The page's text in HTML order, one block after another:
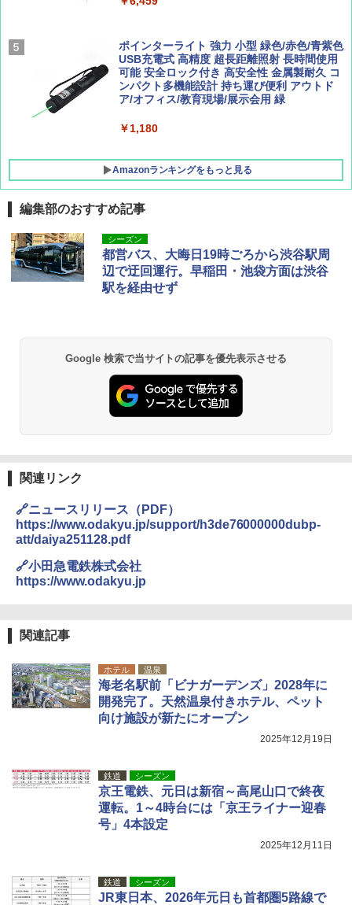
￥1,540
[キャンパーズコレクション 山善] 傘みたいに
広げるだけ パッとサッとテント キューブワ
イド ブラックコーティング フルクローズ メ
ッシュ 4人用 簡単設置 ポップアップテント P
ATCW-150B エクルベージュ
￥-
ポインターライト 強力 小型 緑色/赤色/青紫色
USB充電式 高精度 超長距離照射 長時間使用
可能 安全ロック付き 高安全性 金属製耐久 コ
ンパクト多機能設計 持ち運び便利 アウトド
ア/オフィス/教育現場/展示会用 緑
￥1,180
Amazonランキングをもっと見る
編集部のおすすめ記事
シーズン
都営バス、大晦日19時ごろから渋谷駅周
辺で迂回運行。早稲田・池袋方面は渋谷
駅を経由せず
Google 検索で当サイトの記事を優先表示させる
関連リンク
🔗ニュースリリース（PDF）
https://www.odakyu.jp/support/h3de76000000dubp-
att/daiya251128.pdf
🔗小田急電鉄株式会社
https://www.odakyu.jp
関連記事
ホテル 温泉
海老名駅前「ビナガーデンズ」2028年に
開発完了。天然温泉付きホテル、ペット
向け施設が新たにオープン
2025年12月19日
鉄道 シーズン
京王電鉄、元日は新宿～高尾山口で終夜
運転。1～4時台には「京王ライナー迎春
号」4本設定
2025年12月11日
鉄道 シーズン
JR東日本、2026年元日も首都圏5路線で